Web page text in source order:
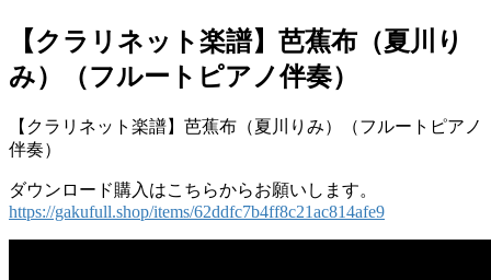
【クラリネット楽譜】芭蕉布（夏川り
み）（フルートピアノ伴奏）
【クラリネット楽譜】芭蕉布（夏川りみ）（フルートピアノ
伴奏）
ダウンロード購入はこちらからお願いします。
https://gakufull.shop/items/62ddfc7b4ff8c21ac814afe9